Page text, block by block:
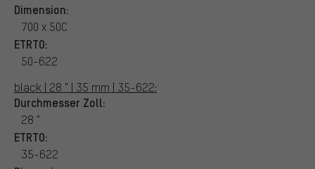
Dimension:
700 x 50C
ETRTO:
50-622
black | 28 " | 35 mm | 35-622:
Durchmesser Zoll:
28 "
ETRTO:
35-622